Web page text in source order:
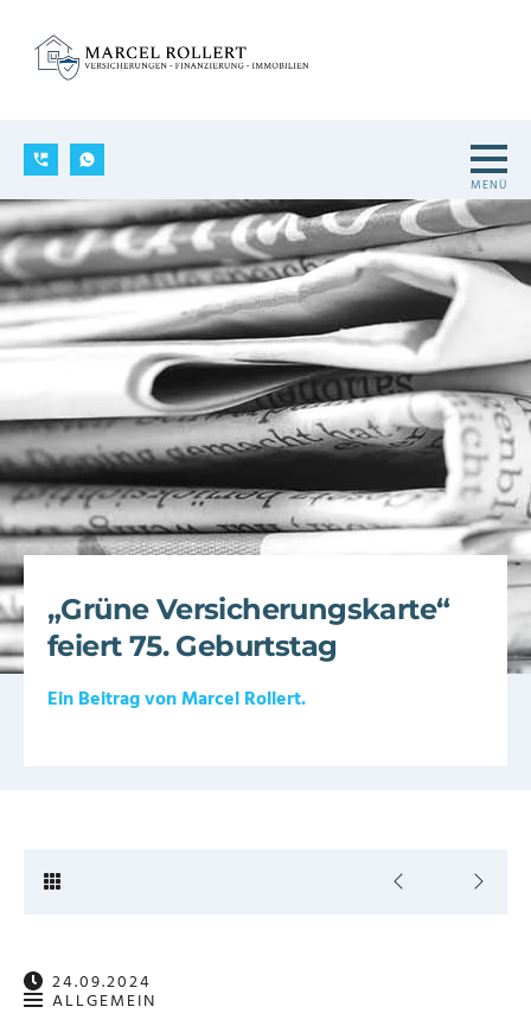
„Grüne Versicherungskarte“
feiert 75. Geburtstag
Ein Beitrag vonMarcel Rollert.
24.09.2024
ALLGEMEIN